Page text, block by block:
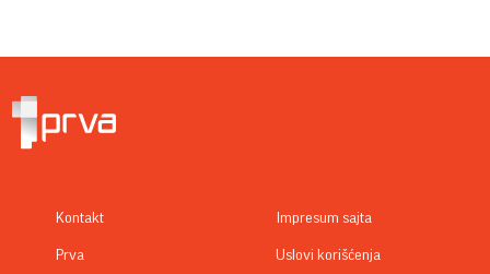
Kontakt
Prva
Impresum sajta
Uslovi korišćenja